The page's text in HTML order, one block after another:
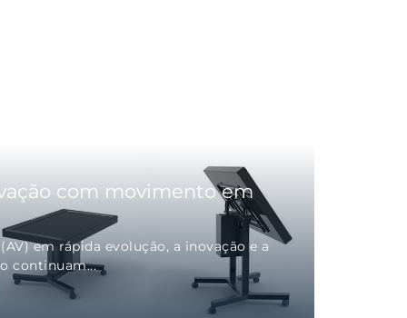
com movimento em
em rápida evolução, a inovação e a
continuam...